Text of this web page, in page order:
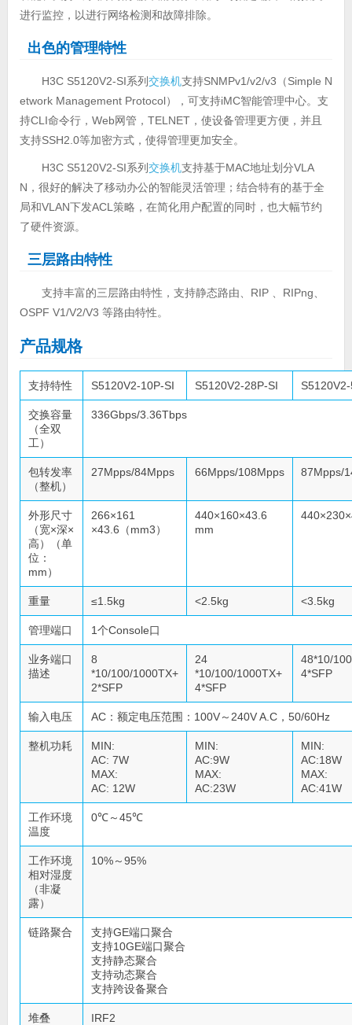
进行监控，以进行网络检测和故障排除。
出色的管理特性
H3C S5120V2-SI系列交换机支持SNMPv1/v2/v3（Simple N
etwork Management Protocol），可支持iMC智能管理中心。支
持CLI命令行，Web网管，TELNET，使设备管理更方便，并且
支持SSH2.0等加密方式，使得管理更加安全。
H3C S5120V2-SI系列交换机支持基于MAC地址划分VLA
N，很好的解决了移动办公的智能灵活管理；结合特有的基于全
局和VLAN下发ACL策略，在简化用户配置的同时，也大幅节约
了硬件资源。
三层路由特性
支持丰富的三层路由特性，支持静态路由、RIP 、RIPng、
OSPF V1/V2/V3 等路由特性。
产品规格
支持特性 S5120V2-10P-SI S5120V2-28P-SI
交换容量
（全双
工）
336Gbps/3.36Tbps
包转发率
（整机）
27Mpps/84Mpps 66Mpps/108Mpps 87Mpps/
外形尺寸
（宽×深×
高）（单
位：
mm）
266×161
×43.6（mm3）
440×160×43.6
mm
重量 ≤1.5kg <2.5kg <3.5kg
管理端口 1个Console口
业务端口
描述
8
*10/100/1000TX+
2*SFP
24
*10/100/1000TX+
4*SFP
48*10/
4*SFP
输入电压 AC：额定电压范围：100V～240V A.C，50/60Hz
整机功耗
MIN:
AC: 7W
MAX:
AC: 12W
MIN:
AC:9W
MAX:
AC:23W
MIN:
AC:18W
MAX:
AC:41W
工作环境
温度
0℃～45℃
工作环境
相对湿度
（非凝
露）
10%～95%
链路聚合
支持GE端口聚合
支持10GE端口聚合
支持静态聚合
支持动态聚合
支持跨设备聚合
堆叠 IRF2